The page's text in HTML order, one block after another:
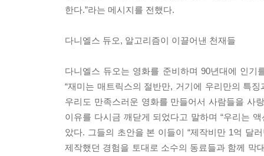
한다.”라는 메시지를 전했다.
다니엘스 듀오, 알고리즘이 이끌어낸 천재들
다니엘스 듀오는 영화를 준비하며 90년대에 인
“재미는 매트릭스의 절반만, 거기에 우리만의 특
우리도 만족스러운 영화를 만들어서 사람들을 사
이유를 다시금 깨닫게 되었다고 말하며 “우리는
았다. 그들의 초안을 본 이들이 “제작비만 1억 달
제작했던 경험을 토대로 소수의 동료들과 함께 막